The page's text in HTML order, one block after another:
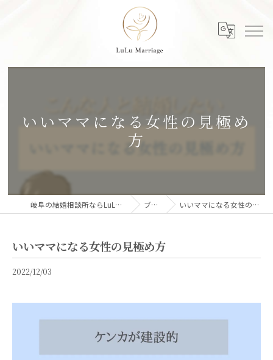
いいママになる女性の見極め
方
岐阜の結婚相談所ならLuLu Marriage ブログ いいママになる女性の見極め方
いいママになる女性の見極め方
2022/12/03